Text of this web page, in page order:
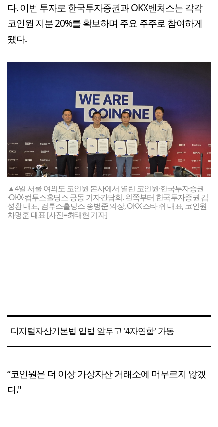
다. 이번 투자로 한국투자증권과 OKX벤처스는 각각
코인원 지분 20%를 확보하며 주요 주주로 참여하게
됐다.
▲4일 서울 여의도 코인원 본사에서 열린 코인원·한국투자증권
·OKX·컴투스홀딩스 공동 기자간담회. 왼쪽부터 한국투자증권 김
성환 대표, 컴투스홀딩스 송병준 의장, OKX 스타 쉬 대표, 코인원
차명훈 대표 [사진=최태현 기자]
디지털자산기본법 입법 앞두고 '4자연합' 가동
“코인원은 더 이상 가상자산 거래소에 머무르지 않겠
다."